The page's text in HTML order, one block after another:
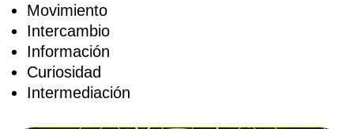
Movimiento
Intercambio
Información
Curiosidad
Intermediación